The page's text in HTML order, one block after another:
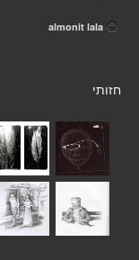
almonit lala
חזותי